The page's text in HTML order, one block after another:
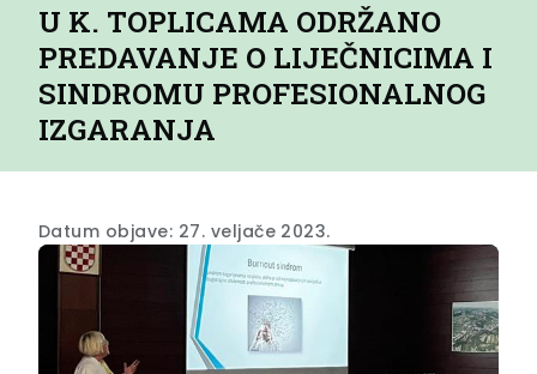
U K. TOPLICAMA ODRŽANO
PREDAVANJE O LIJEČNICIMA I
SINDROMU PROFESIONALNOG
IZGARANJA
Datum objave: 27. veljače 2023.